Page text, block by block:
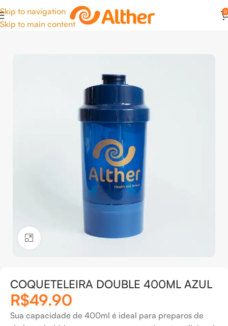
Skip to navigation
Skip to main content
0
Início Acessórios
Clique para ampliar
COQUETELEIRA DOUBLE 400ML AZUL
R$49.90
Sua capacidade de 400ml é ideal para preparos de